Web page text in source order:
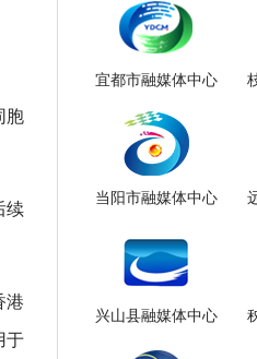
胞
续
港
于
宜都市融媒体中心
当阳市融媒体中心
兴山县融媒体中心